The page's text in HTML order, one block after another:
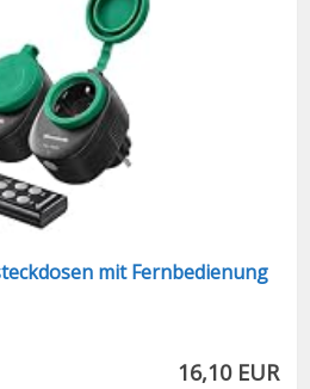
mit Fernbedienung
16,10 EUR